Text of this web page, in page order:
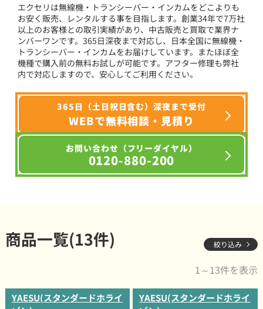
エクセリは無線機・トランシーバー・インカムをどこよりも
お安く販売、レンタルする事を目指します。創業34年で7万社
以上のお客様との取引実績があり、中古販売と買取で業界ナ
ンバーワンです。365日深夜まで対応し、日本全国に無線機・
トランシーバー・インカムをお届けしています。またほぼ全
機種で購入前の無料お試しが可能です。アフター修理も弊社
内で対応しますので、安心してご利用ください。
365日（土日祝日含む）深夜まで受付
WEBで無料相談・見積り
お問い合わせ（フリーダイヤル）
0120-880-200
商品一覧(13件) 絞り込み
1～13件を表示
YAESU(スタンダードホライ
YAESU(スタンダードホライ